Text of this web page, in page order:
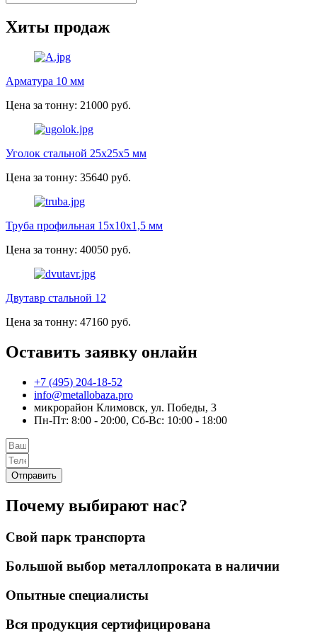
Хиты продаж
Арматура 10 мм
Цена за тонну: 21000 руб.
Уголок стальной 25х25х5 мм
Цена за тонну: 35640 руб.
Труба профильная 15х10х1,5 мм
Цена за тонну: 40050 руб.
Двутавр стальной 12
Цена за тонну: 47160 руб.
Оставить заявку онлайн
+7 (495) 204-18-52
info@metallobaza.pro
микрорайон Климовск, ул. Победы, 3
Пн-Пт: 8:00 - 20:00, Сб-Вс: 10:00 - 18:00
Отправить
Почему выбирают нас?
Свой парк транспорта
Большой выбор металлопроката в наличии
Опытные специалисты
Вся продукция сертифицирована